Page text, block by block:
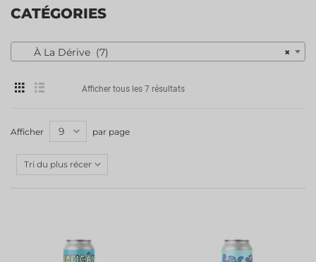
CATÉGORIES
×
À La Dérive (7)
Afficher tous les 7 résultats
Afficher par page